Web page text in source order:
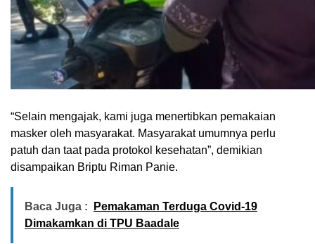
“Selain mengajak, kami juga menertibkan pemakaian
masker oleh masyarakat. Masyarakat umumnya perlu
patuh dan taat pada protokol kesehatan”, demikian
disampaikan Briptu Riman Panie.
Baca Juga :
Pemakaman Terduga Covid-19
Dimakamkan di TPU Baadale